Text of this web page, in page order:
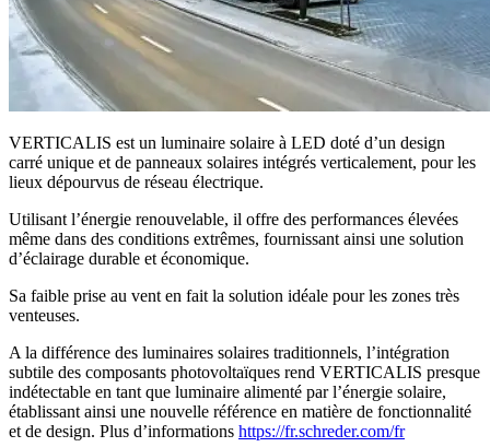
VERTICALIS est un luminaire solaire à LED doté d’un design
carré unique et de panneaux solaires intégrés verticalement, pour les
lieux dépourvus de réseau électrique.
Utilisant l’énergie renouvelable, il offre des performances élevées
même dans des conditions extrêmes, fournissant ainsi une solution
d’éclairage durable et économique.
Sa faible prise au vent en fait la solution idéale pour les zones très
venteuses.
A la différence des luminaires solaires traditionnels, l’intégration
subtile des composants photovoltaïques rend VERTICALIS presque
indétectable en tant que luminaire alimenté par l’énergie solaire,
établissant ainsi une nouvelle référence en matière de fonctionnalité
et de design. Plus d’informations https://fr.schreder.com/fr